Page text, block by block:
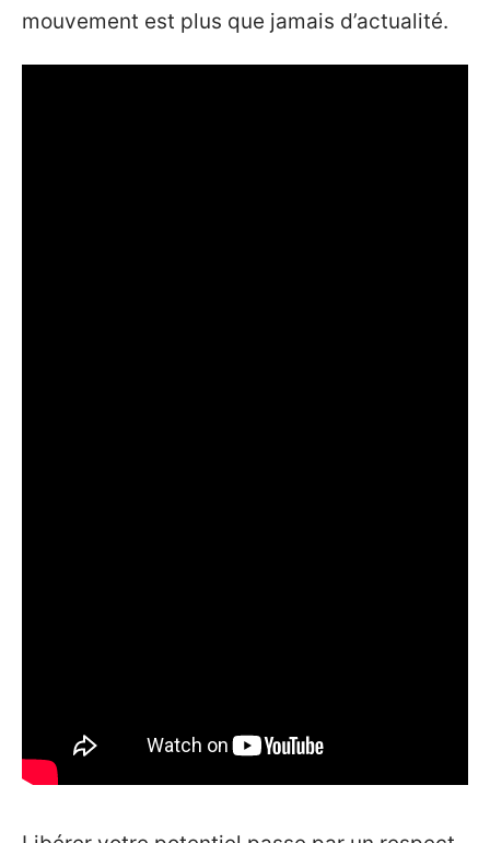
mouvement est plus que jamais d’actualité.